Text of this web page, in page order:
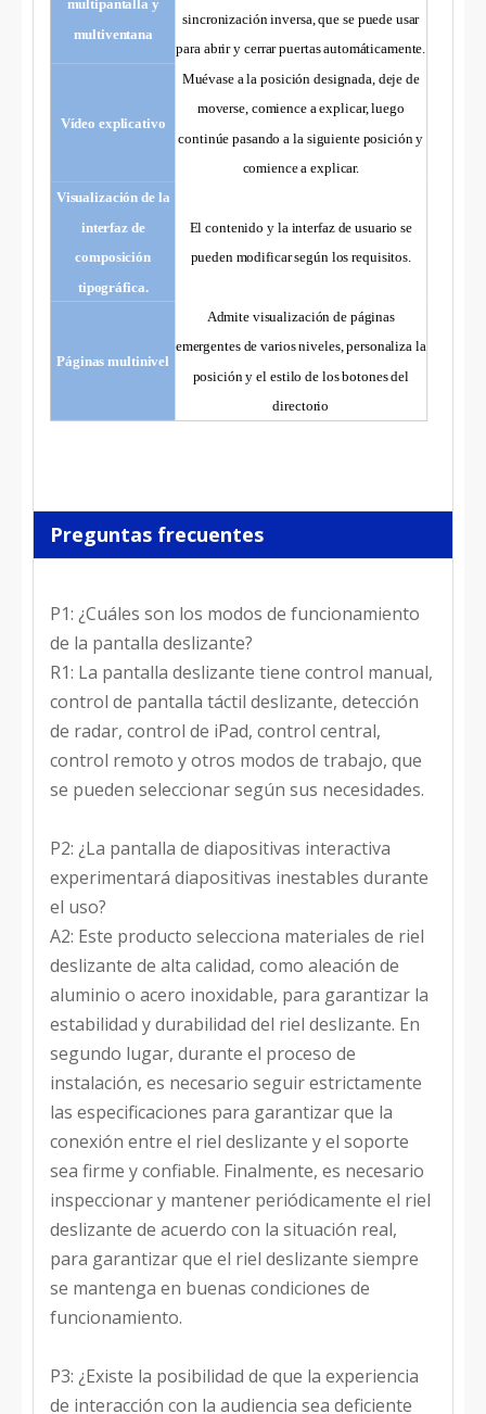
multipantalla y
multiventana
sincronización inversa, que se puede usar
para abrir y cerrar puertas automáticamente.
Vídeo explicativo
Muévase a la posición designada, deje de
moverse, comience a explicar, luego
continúe pasando a la siguiente posición y
comience a explicar.
Visualización de la
interfaz de
composición
tipográfica.
El contenido y la interfaz de usuario se
pueden modificar según los requisitos.
Páginas multinivel
Admite visualización de páginas
emergentes de varios niveles, personaliza la
posición y el estilo de los botones del
directorio
Preguntas frecuentes
P1: ¿Cuáles son los modos de funcionamiento
de la pantalla deslizante?
R1: La pantalla deslizante tiene control manual,
control de pantalla táctil deslizante, detección
de radar, control de iPad, control central,
control remoto y otros modos de trabajo, que
se pueden seleccionar según sus necesidades.
P2: ¿La pantalla de diapositivas interactiva
experimentará diapositivas inestables durante
el uso?
A2: Este producto selecciona materiales de riel
deslizante de alta calidad, como aleación de
aluminio o acero inoxidable, para garantizar la
estabilidad y durabilidad del riel deslizante. En
segundo lugar, durante el proceso de
instalación, es necesario seguir estrictamente
las especificaciones para garantizar que la
conexión entre el riel deslizante y el soporte
sea firme y confiable. Finalmente, es necesario
inspeccionar y mantener periódicamente el riel
deslizante de acuerdo con la situación real,
para garantizar que el riel deslizante siempre
se mantenga en buenas condiciones de
funcionamiento.
P3: ¿Existe la posibilidad de que la experiencia
de interacción con la audiencia sea deficiente